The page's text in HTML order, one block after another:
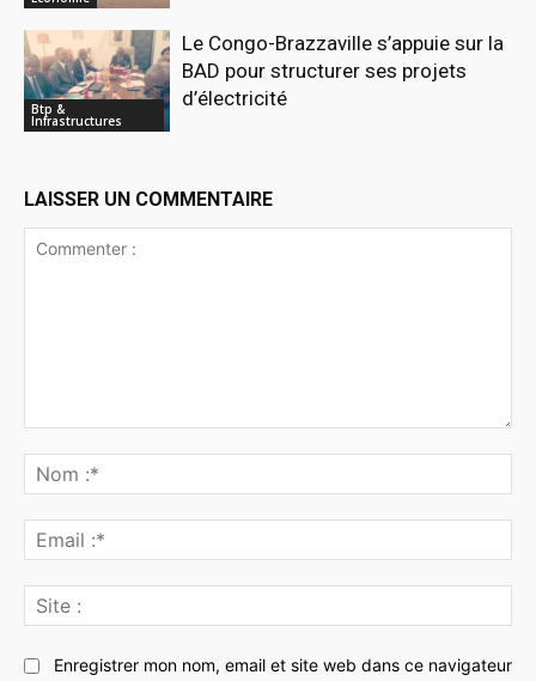
Btp &
Infrastructures
Le Congo-Brazzaville s’appuie sur la
BAD pour structurer ses projets
d’électricité
LAISSER UN COMMENTAIRE
:*
:*
:
Enregistrer mon nom, email et site web dans ce navigateur